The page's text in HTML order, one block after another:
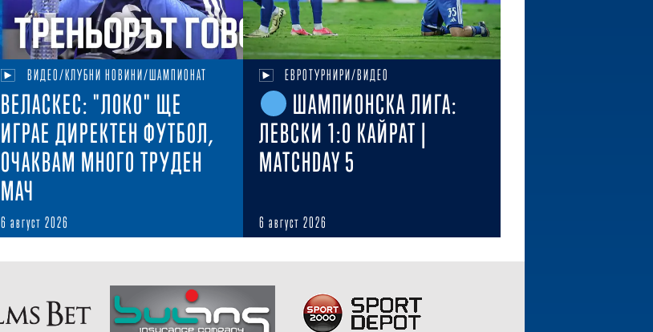
ВИДЕО/КЛУБНИ НОВИНИ/ШАМПИОНАТ
ВЕЛАСКЕС: "ЛОКО" ЩЕ
ИГРАЕ ДИРЕКТЕН ФУТБОЛ,
ОЧАКВАМ МНОГО ТРУДЕН
МАЧ
6 август 2026
ЕВРОТУРНИРИ/ВИДЕО
ШАМПИОНСКА ЛИГА:
ЛЕВСКИ 1:0 КАЙРАТ |
MATCHDAY 5
6 август 2026